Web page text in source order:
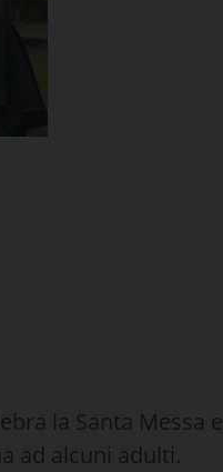
la Santa Messa e
ad alcuni adulti.